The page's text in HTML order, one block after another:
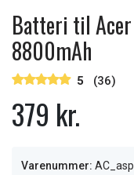
Batteri til Acer
8800mAh
5 (36)
379 kr.
Varenummer: